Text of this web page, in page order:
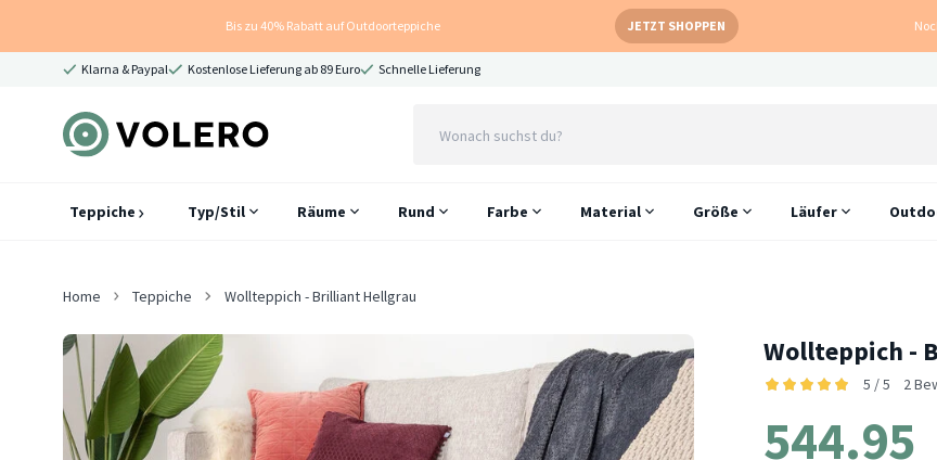
Bis zu 40% Rabatt auf Outdoorteppiche JETZT SHOPPEN
Klarna & Paypal Kostenlose Lieferung ab 89 Euro Schnelle Lieferung
Teppiche Typ/Stil Räume Rund Farbe Material Größe Läufer
Home Teppiche Wollteppich - Brilliant Hellgrau
Wollteppich -
5 / 5 2
544.95